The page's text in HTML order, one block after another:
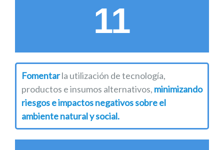
11
Fomentarla utilización de tecnología,
productos e insumos alternativos, minimizando
riesgos e impactos negativos sobre el
ambiente natural y social.